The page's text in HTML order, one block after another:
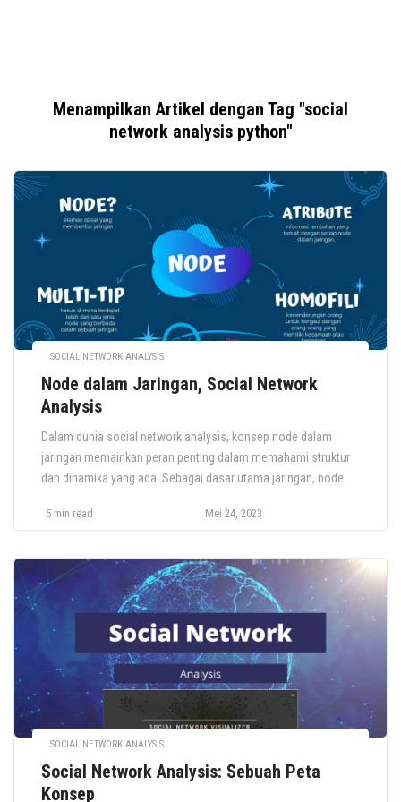
Menampilkan Artikel dengan Tag "social
network analysis python"
SOCIAL NETWORK ANALYSIS
Node dalam Jaringan, Social Network
Analysis
Dalam dunia social network analysis, konsep node dalam
jaringan memainkan peran penting dalam memahami struktur
dan dinamika yang ada. Sebagai dasar utama jaringan, node
sendiri. Node adalah elemen dasar yang membentuk network,
menguasai dinamika dan fungsi network. Berikut […]
5 min read Mei 24, 2023
SOCIAL NETWORK ANALYSIS
Social Network Analysis: Sebuah Peta
Konsep